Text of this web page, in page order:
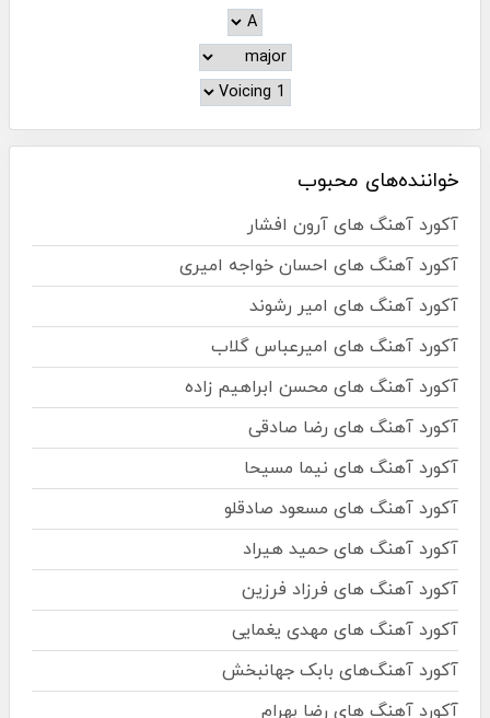
خواننده‌های محبوب
آکورد آهنگ های آرون افشار
آکورد آهنگ های احسان خواجه امیری
آکورد آهنگ های امیر رشوند
آکورد آهنگ های امیرعباس گلاب
آکورد آهنگ های محسن ابراهیم زاده
آکورد آهنگ های رضا صادقی
آکورد آهنگ های نیما مسیحا
آکورد آهنگ های مسعود صادقلو
آکورد آهنگ های حمید هیراد
آکورد آهنگ های فرزاد فرزین
آکورد آهنگ های مهدی یغمایی
آکورد آهنگ‌های بابک جهانبخش
آکورد آهنگ های رضا بهرام